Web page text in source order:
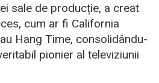
sale de producție, a creat
cum ar fi California
Hang Time, consolidându-
pionier al televiziunii